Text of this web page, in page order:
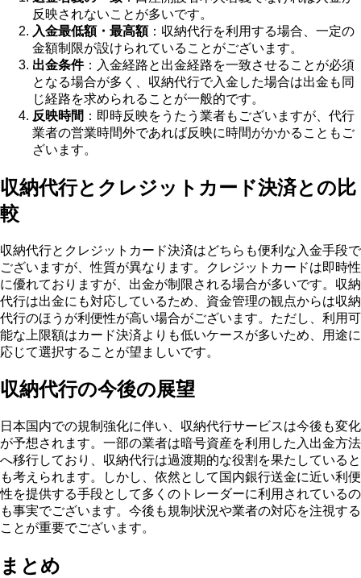
反映されないことが多いです。
入金最低額・最高額：収納代行を利用する場合、一定の
金額制限が設けられていることがございます。
出金条件：入金経路と出金経路を一致させることが必須
となる場合が多く、収納代行で入金した場合は出金も同
じ経路を求められることが一般的です。
反映時間 ：即時反映をうたう業者もございますが、代行
業者の営業時間外であれば反映に時間がかかることもご
ざいます。
収納代行とクレジットカード決済との比
較
収納代行とクレジットカード決済はどちらも便利な入金手段で
ございますが、性質が異なります。クレジットカードは即時性
に優れておりますが、出金が制限される場合が多いです。収納
代行は出金にも対応しているため、資金管理の観点からは収納
代行のほうが利便性が高い場合がございます。ただし、利用可
能な上限額はカード決済よりも低いケースが多いため、用途に
応じて選択することが望ましいです。
収納代行の今後の展望
日本国内での規制強化に伴い、収納代行サービスは今後も変化
が予想されます。一部の業者は暗号資産を利用した入出金方法
へ移行しており、収納代行は過渡期的な役割を果たしていると
も考えられます。しかし、依然として国内銀行送金に近い利便
性を提供する手段として多くのトレーダーに利用されているの
も事実でございます。今後も規制状況や業者の対応を注視する
ことが重要でございます。
まとめ